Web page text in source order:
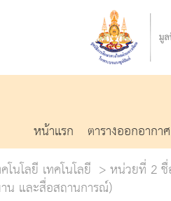
หน้าแรก ตารางออกอากาศ
นโลยี เทคโนโลยี หน่วยที่ 2 ชื่
น และสื่อสถานการณ์)